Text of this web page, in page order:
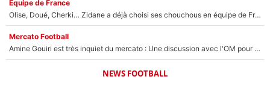
Équipe de France
Olise, Doué, Cherki… Zidane a déjà choisi ses chouchous en équipe de France ? L’IA annonce des surprises sans Kylian Mbappé !
Mercato Football
Amine Gouiri est très inquiet du mercato : Une discussion avec l'OM pour acter son transfert !
NEWS FOOTBALL